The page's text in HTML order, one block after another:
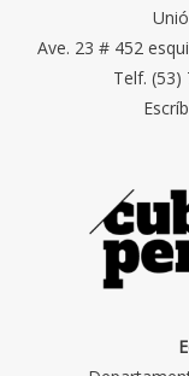
Ave. 23 # 452
Telf. (53)